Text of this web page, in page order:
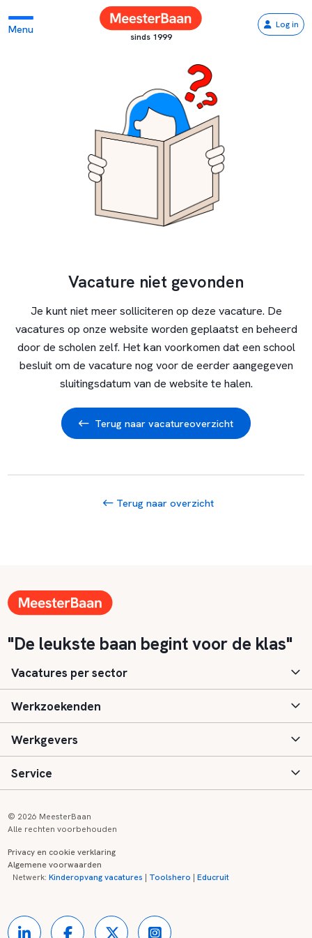
Menu
sinds 1999
Log in
Vacature niet gevonden
Je kunt niet meer solliciteren op deze vacature. De
vacatures op onze website worden geplaatst en beheerd
door de scholen zelf. Het kan voorkomen dat een school
besluit om de vacature nog voor de eerder aangegeven
sluitingsdatum van de website te halen.
Terug naar vacatureoverzicht
Terug naar overzicht
"De leukste baan begint voor de klas"
Vacatures per sector
Basisonderwijs
Speciaal (basis) onderwijs
Voortgezet onderwijs
Kinderopvang
Werkzoekenden
Aanmelden
Vacatures
Zij-instroom informatie
Werkgevers
Inloggen
Registreren
Service
Onderwijs links
© 2026 MeesterBaan
Alle rechten voorbehouden
Privacy en cookie verklaring
Algemene voorwaarden
Netwerk:Kinderopvang vacatures | Toolshero |Educruit